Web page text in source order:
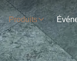
Produits